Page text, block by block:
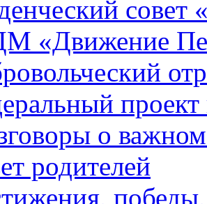
совет
«Движение
о
родителей